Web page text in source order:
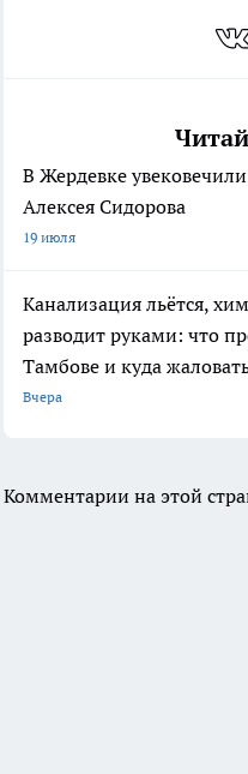
В Жердевке
Алексея Сидорова
19 июля
Канализация льётся,
разводит руками: что
Тамбове и куда
Вчера
Комментарии на этой